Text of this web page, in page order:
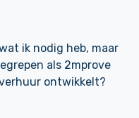
ik nodig heb, maar
als 2mprove
ontwikkelt?